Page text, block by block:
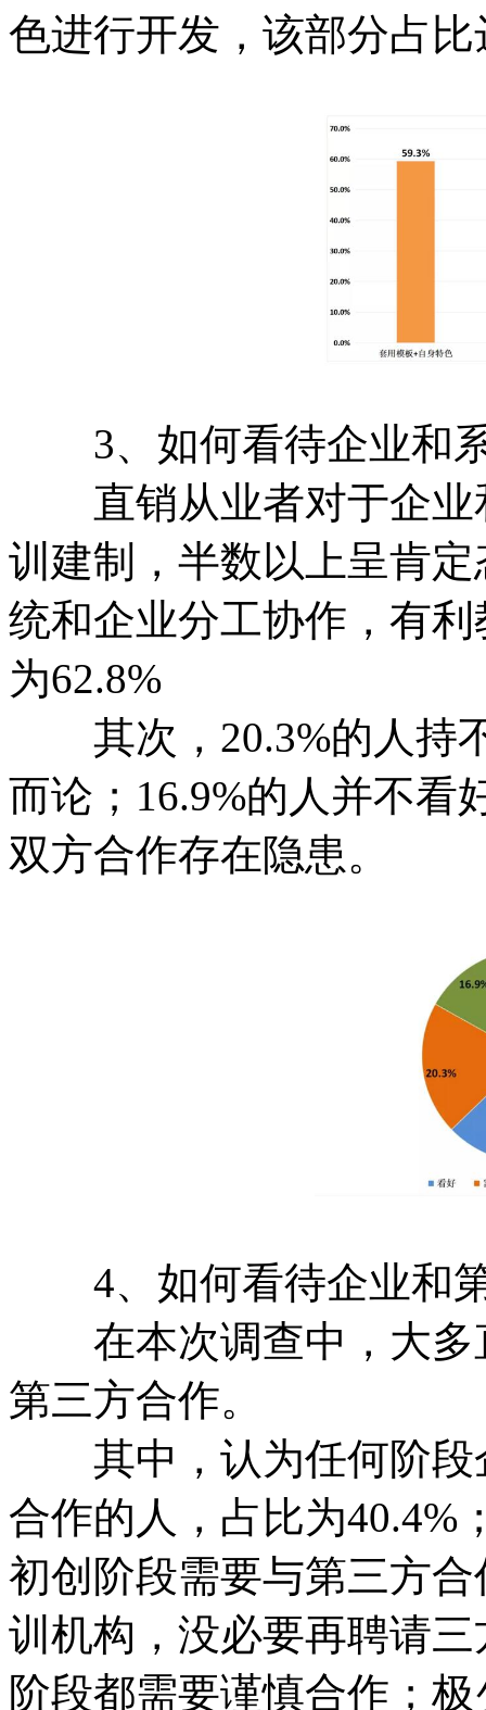
色进行开发，该部分占比
3、如何看待企业和系
直销从业者对于企业
训建制，半数以上呈肯
统和企业分工协作，有
为62.8%
其次，20.3%的人持
而论；16.9%的人并不看
双方合作存在隐患。
4、如何看待企业和第
在本次调查中，大多
第三方合作。
其中，认为任何阶段
合作的人，占比为40.4%
初创阶段需要与第三方
训机构，没必要再聘请
阶段都需要谨慎合作；